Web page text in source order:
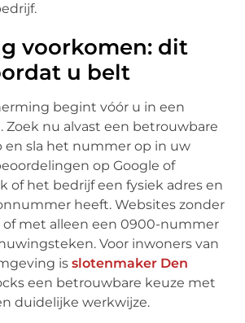
voorkomen: dit
u belt
begint vóór u in een
Zoek nu alvast een betrouwbare
en sla het nummer op in uw
op Google of
of het bedrijf een fysiek adres en
heeft. Websites zonder
of met alleen een 0900-nummer
Voor inwoners van
is slotenmaker Den
een betrouwbare keuze met
duidelijke werkwijze.